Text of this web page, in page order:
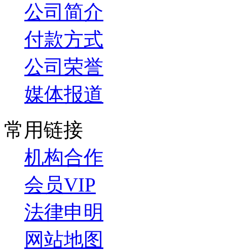
公司简介
付款方式
公司荣誉
媒体报道
常用链接
机构合作
会员VIP
法律申明
网站地图